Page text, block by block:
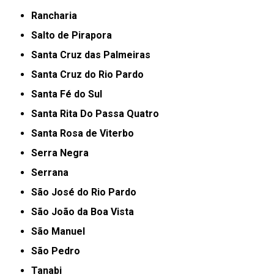
Rancharia
Salto de Pirapora
Santa Cruz das Palmeiras
Santa Cruz do Rio Pardo
Santa Fé do Sul
Santa Rita Do Passa Quatro
Santa Rosa de Viterbo
Serra Negra
Serrana
São José do Rio Pardo
São João da Boa Vista
São Manuel
São Pedro
Tanabi